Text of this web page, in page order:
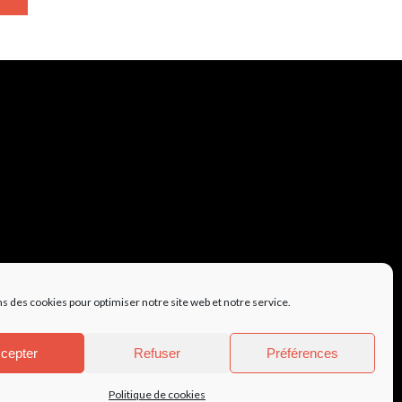
des cookies pour optimiser notre site web et notre service.
Refuser Préférences
Politique de cookies